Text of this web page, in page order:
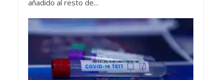
añadido al resto de...